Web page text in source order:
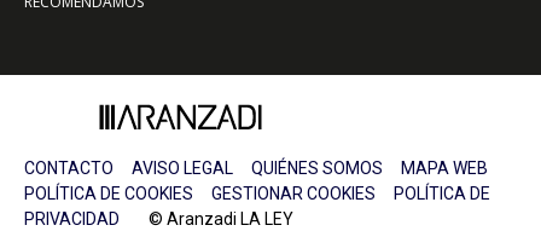
CONTACTO AVISO LEGAL QUIÉNES SOMOS
MAPA WEB
POLÍTICA DE COOKIES
GESTIONAR COOKIES
POLÍTICA DE
PRIVACIDAD © Aranzadi LA LEY